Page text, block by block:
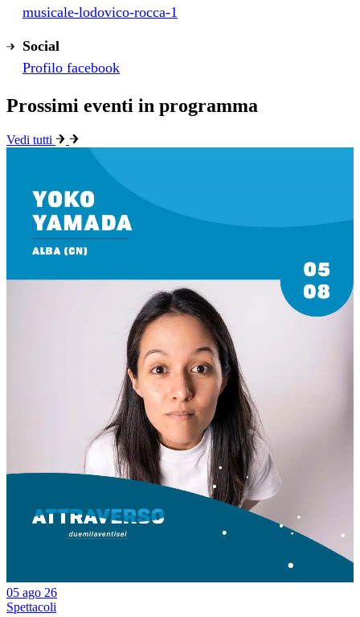
musicale-lodovico-rocca-1
Social
Profilo facebook
Prossimi eventi in programma
Vedi tutti
05 ago 26
Spettacoli